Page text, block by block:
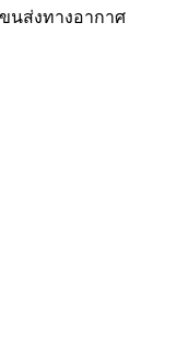
นส่งทางอากาศ